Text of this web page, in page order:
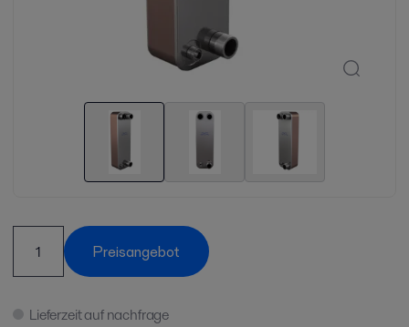
Preisangebot
Lieferzeit auf nachfrage